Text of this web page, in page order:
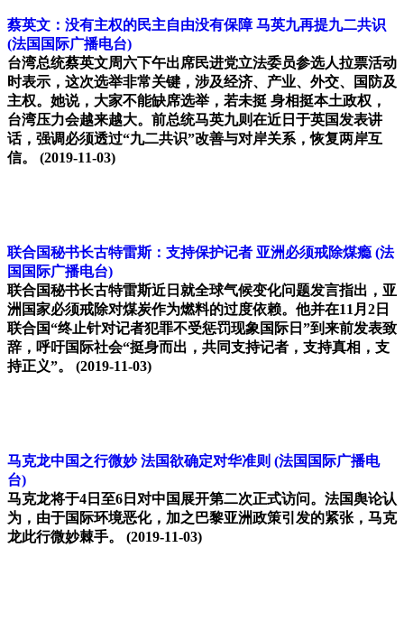
蔡英文：没有主权的民主自由没有保障 马英九再提九二共识
(法国国际广播电台)
台湾总统蔡英文周六下午出席民进党立法委员参选人拉票活动
时表示，这次选举非常关键，涉及经济、产业、外交、国防及
主权。她说，大家不能缺席选举，若未挺 身相挺本土政权，
台湾压力会越来越大。前总统马英九则在近日于英国发表讲
话，强调必须透过“九二共识”改善与对岸关系，恢复两岸互
信。 (2019-11-03)
联合国秘书长古特雷斯：支持保护记者 亚洲必须戒除煤瘾 (法
国国际广播电台)
联合国秘书长古特雷斯近日就全球气候变化问题发言指出，亚
洲国家必须戒除对煤炭作为燃料的过度依赖。他并在11月2日
联合国“终止针对记者犯罪不受惩罚现象国际日”到来前发表致
辞，呼吁国际社会“挺身而出，共同支持记者，支持真相，支
持正义”。 (2019-11-03)
马克龙中国之行微妙 法国欲确定对华准则 (法国国际广播电
台)
马克龙将于4日至6日对中国展开第二次正式访问。法国舆论认
为，由于国际环境恶化，加之巴黎亚洲政策引发的紧张，马克
龙此行微妙棘手。 (2019-11-03)